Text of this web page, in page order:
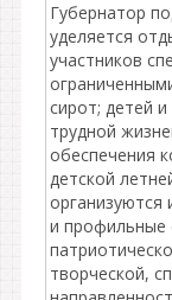
Губернатор
уделяется
участников
сирот; детей
трудной
обеспечения
детской
и профильные
творческой,